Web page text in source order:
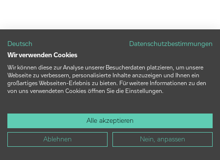
Deutsch
Datenschutzbestimmungen
Wir verwenden Cookies
Wir können diese zur Analyse unserer Besucherdaten platzieren, um unsere
Webseite zu verbessern, personalisierte Inhalte anzuzeigen und Ihnen ein
großartiges Webseiten-Erlebnis zu bieten. Für weitere Informationen zu den
von uns verwendeten Cookies öffnen Sie die Einstellungen.
Alle akzeptieren
Ablehnen Nein, anpassen